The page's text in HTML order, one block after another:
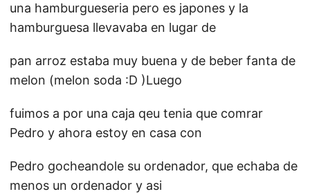
una hamburgueseria pero es japones y la
hamburguesa llevavaba en lugar de
pan arroz estaba muy buena y de beber fanta de
melon (melon soda :D )Luego
fuimos a por una caja qeu tenia que comrar
Pedro y ahora estoy en casa con
Pedro gocheandole su ordenador, que echaba de
menos un ordenador y asi